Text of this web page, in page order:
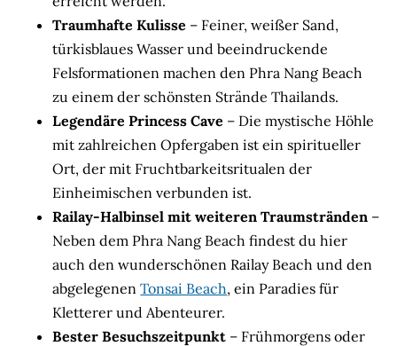
Traumhafte Kulisse – Feiner, weißer Sand,
türkisblaues Wasser und beeindruckende
Felsformationen machen den Phra Nang Beach
zu einem der schönsten Strände Thailands.
Legendäre Princess Cave – Die mystische Höhle
mit zahlreichen Opfergaben ist ein spiritueller
Ort, der mit Fruchtbarkeitsritualen der
Einheimischen verbunden ist.
Railay-Halbinsel mit weiteren Traumstränden –
Neben dem Phra Nang Beach findest du hier
auch den wunderschönen Railay Beach und den
abgelegenenTonsai Beach, ein Paradies für
Kletterer und Abenteurer.
Bester Besuchszeitpunkt – Frühmorgens oder